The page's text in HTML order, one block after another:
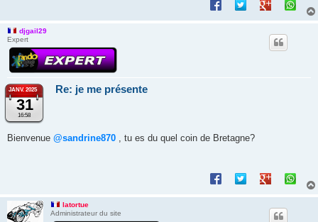
djgail29
Expert
JANV. 2025
31
16:58
Re: je me présente
Bienvenue @sandrine870 , tu es du quel coin de Bretagne?
latortue
Administrateur du site